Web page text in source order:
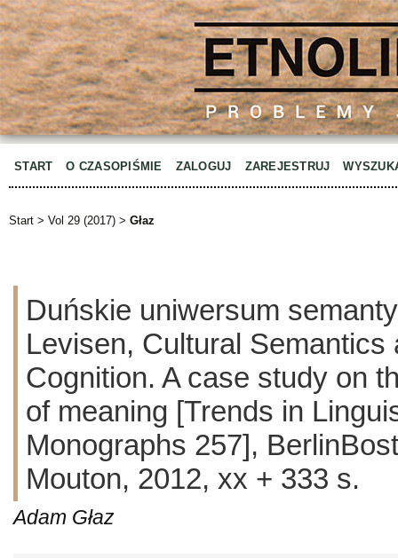
START O CZASOPIŚMIE ZALOGUJ ZAREJESTRUJ
Start > Vol 29 (2017) > Głaz
Duńskie uniwersum
Levisen, Cultural Semantics
Cognition. A case study on
of meaning [Trends in
Monographs 257],
Mouton, 2012, xx + 333 s.
Adam Głaz